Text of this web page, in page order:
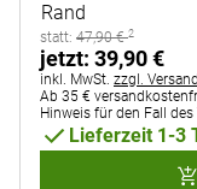
Rand
statt:
statt: 47,90€ 2
jetzt:
jetzt: 39,90€
Steuerhinweis:
inkl. MwSt. zzgl.
Ab 35 €
Hinweis für den Fall
Lieferzeit 1-3